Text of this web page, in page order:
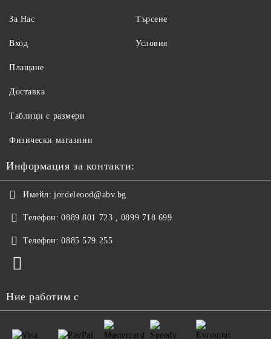
За Нас
Вход
Търсене
Условия
Плащане
Доставка
Таблици с размери
Физически магазини
Информация за контакти:
Имейл: jordeleood@abv.bg
Телефон: 0889 801 723 , 0899 718 699
Телефон: 0885 579 255
Ние работим с